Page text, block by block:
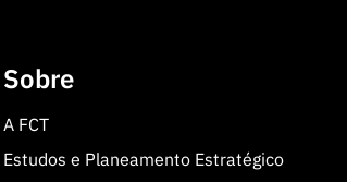
Sobre
A FCT
Estudos e Planeamento Estratégico